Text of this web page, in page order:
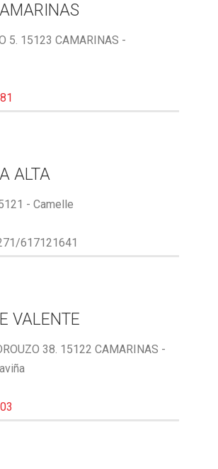
5. 15123 CAMARINAS -
ALTA
- Camelle
617121641
VALENTE
38. 15122 CAMARINAS -